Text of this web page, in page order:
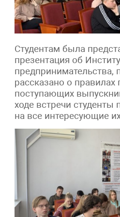
Студентам была
презентация об
предпринимательства,
рассказано о правилах
поступающих
ходе встречи студенты
на все интересующие